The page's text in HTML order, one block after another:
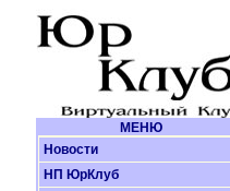
МЕНЮ
Новости
НП ЮрКлуб